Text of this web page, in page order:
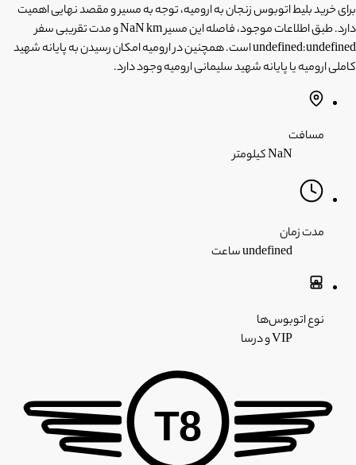
برای خرید بلیط اتوبوس زنجان به ارومیه، توجه به مسیر و مقصد نهایی اهمیت
دارد. طبق اطلاعات موجود، فاصله این مسیر NaN km و مدت تقریبی سفر
undefined:undefined است. همچنین در ارومیه امکان رسیدن به پایانه شهید
کاملی ارومیه یا پایانه شهید سلیمانی ارومیه وجود دارد.
مسافت
NaN کیلومتر
مدت زمان
undefined ساعت
نوع اتوبوس‌ها
VIP و درسا
T8